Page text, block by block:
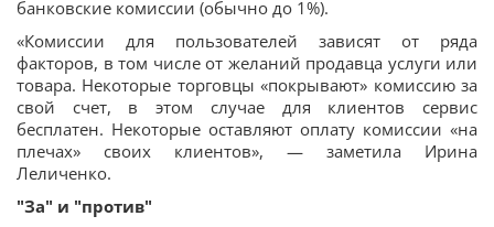
банковские комиссии (обычно до 1%).
«Комиссии для пользователей зависят от ряда
факторов, в том числе от желаний продавца услуги или
товара. Некоторые торговцы «покрывают» комиссию за
свой счет, в этом случае для клиентов сервис
бесплатен. Некоторые оставляют оплату комиссии «на
плечах» своих клиентов», — заметила Ирина
Леличенко.
"За" и "против"